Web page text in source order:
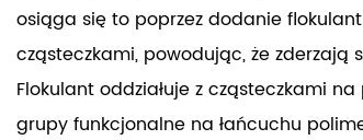
osiąga się to poprzez dodanie
cząsteczkami, powodując, że zderzają
Flokulant oddziałuje z cząsteczkami
grupy funkcjonalne na łańcuchu